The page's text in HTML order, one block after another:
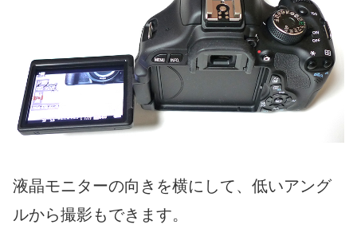
液晶モニターの向きを横にして、低いアング
ルから撮影もできます。